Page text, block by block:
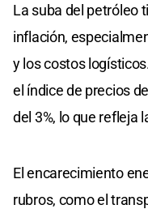
La suba del petróleo
inflación,
y los costos
el índice de precios
del 3%, lo que refleja
El encarecimiento
rubros, como el